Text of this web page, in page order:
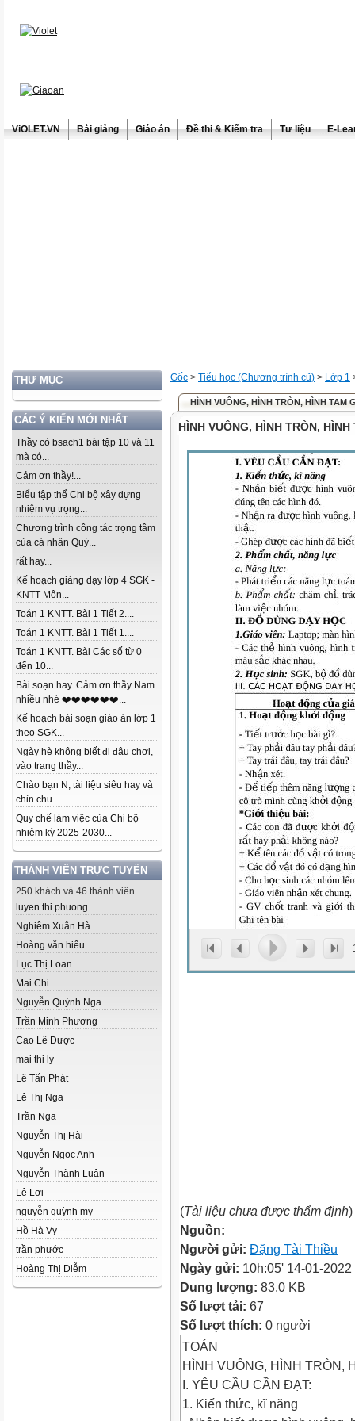
ViOLET.VN Bài giảng Giáo án Đề thi & Kiểm tra Tư liệu E-
THƯ MỤC
CÁC Ý KIẾN MỚI NHẤT
Thầy có bsach1 bài tập 10 và 11
mà có...
Cảm ơn thầy!...
Biểu tập thể Chi bộ xây dựng
nhiệm vụ trọng...
Chương trình công tác trọng tâm
của cá nhân Quý...
rất hay...
Kế hoạch giảng dạy lớp 4 SGK -
KNTT Môn...
Toán 1 KNTT. Bài 1 Tiết 2....
Toán 1 KNTT. Bài 1 Tiết 1....
Toán 1 KNTT. Bài Các số từ 0
đến 10...
Bài soạn hay. Cảm ơn thầy Nam
nhiều nhé ❤️❤️❤️❤️❤️❤️...
Kế hoạch bài soạn giáo án lớp 1
theo SGK...
Ngày hè không biết đi đâu chơi,
vào trang thầy...
Chào bạn N, tài liệu siêu hay và
chỉn chu...
Quy chế làm việc của Chi bộ
nhiệm kỳ 2025-2030...
THÀNH VIÊN TRỰC TUYẾN
250 khách và 46 thành viên
luyen thi phuong
Nghiêm Xuân Hà
Hoàng văn hiếu
Lục Thị Loan
Mai Chi
Nguyễn Quỳnh Nga
Trần Minh Phương
Cao Lê Dược
mai thi ly
Lê Tấn Phát
Lê Thị Nga
Trần Nga
Nguyễn Thị Hài
Nguyễn Ngọc Anh
Nguyễn Thành Luân
Lê Lợi
nguyễn quỳnh my
Hồ Hà Vy
trần phước
Hoàng Thị Diễm
Gốc > Tiểu học (Chương trình cũ) > Lớp 1
HÌNH VUÔNG, HÌNH TRÒN, HÌNH TAM
HÌNH VUÔNG, HÌNH TRÒN,
(Tài liệu chưa được thẩm định)
Nguồn:
Người gửi: Đặng Tài Thiều
Ngày gửi: 10h:05' 14-01-2022
Dung lượng: 83.0 KB
Số lượt tải: 67
Số lượt thích: 0 người
TOÁN
HÌNH VUÔNG, HÌNH TRÒN,
I. YÊU CẦU CẦN ĐẠT:
1. Kiến thức, kĩ năng